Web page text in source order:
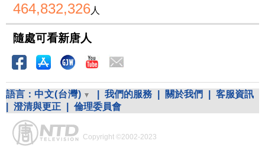
464,832,326人
隨處可看新唐人
語言： 中文(台灣) 我們的服務 關於我們
客服資訊
澄清與更正 倫理委員會
Copyright ©2002-2023